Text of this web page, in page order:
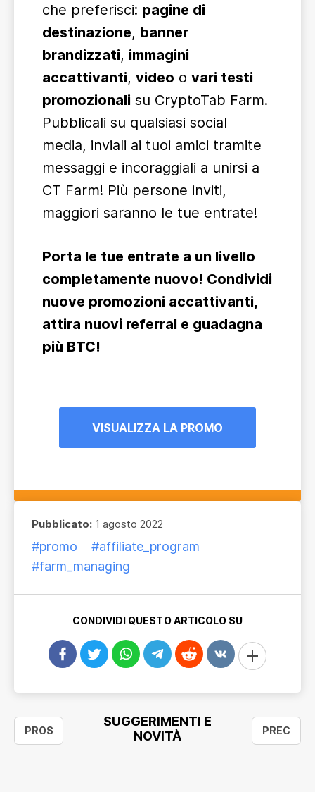
che preferisci: pagine di
destinazione, banner
brandizzati, immagini
accattivanti, video o vari testi
promozionali su CryptoTab Farm.
Pubblicali su qualsiasi social
media, inviali ai tuoi amici tramite
messaggi e incoraggiali a unirsi a
CT Farm! Più persone inviti,
maggiori saranno le tue entrate!
Porta le tue entrate a un livello
completamente nuovo! Condividi
nuove promozioni accattivanti,
attira nuovi referral e guadagna
più BTC!
VISUALIZZA LA PROMO
Pubblicato: 1 agosto 2022
#promo
#affiliate_program
#farm_managing
CONDIVIDI QUESTO ARTICOLO SU
PROS
SUGGERIMENTI E
NOVITÀ
PREC